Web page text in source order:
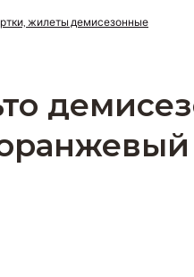
жилеты демисезонные